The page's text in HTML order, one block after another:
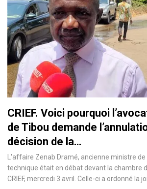
CRIEF. Voici pourquoi
de Tibou demande
décision de la…
L'affaire Zenab Dramé, ancienne ministre de
technique était en débat devant la chambre
CRIEF, mercredi 3 avril. Celle-ci a ordonné la